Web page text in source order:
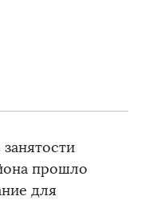
прошло
для